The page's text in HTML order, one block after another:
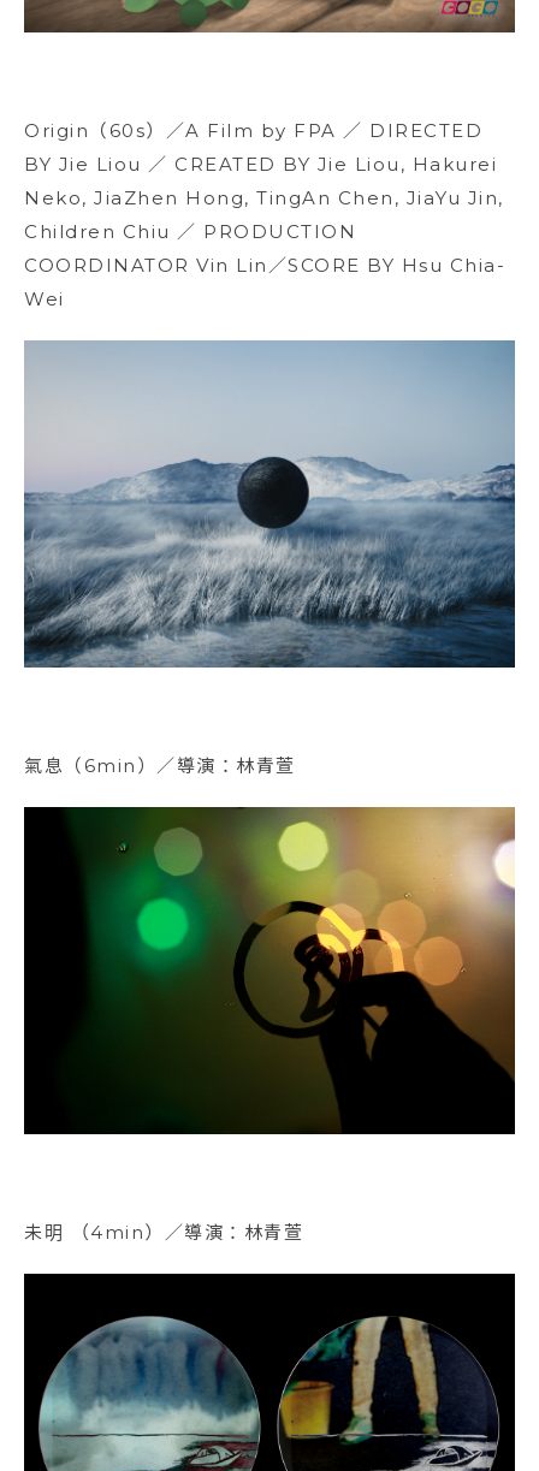
Origin（60s）／A Film by FPA ／ DIRECTED
BY Jie Liou ／ CREATED BY Jie Liou, Hakurei
Neko, JiaZhen Hong, TingAn Chen, JiaYu Jin,
Children Chiu ／ PRODUCTION
COORDINATOR Vin Lin／SCORE BY Hsu Chia-
Wei
氣息（6min）／導演：林青萱
未明 （4min）／導演：林青萱